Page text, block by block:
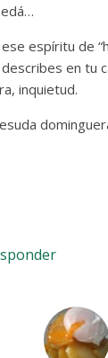
espíritu de
en tu
inquietud.